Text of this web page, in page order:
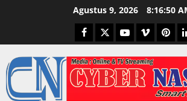
Agustus 9, 2026 8:16:51
Facebook
TwitterYoutubeVimeo